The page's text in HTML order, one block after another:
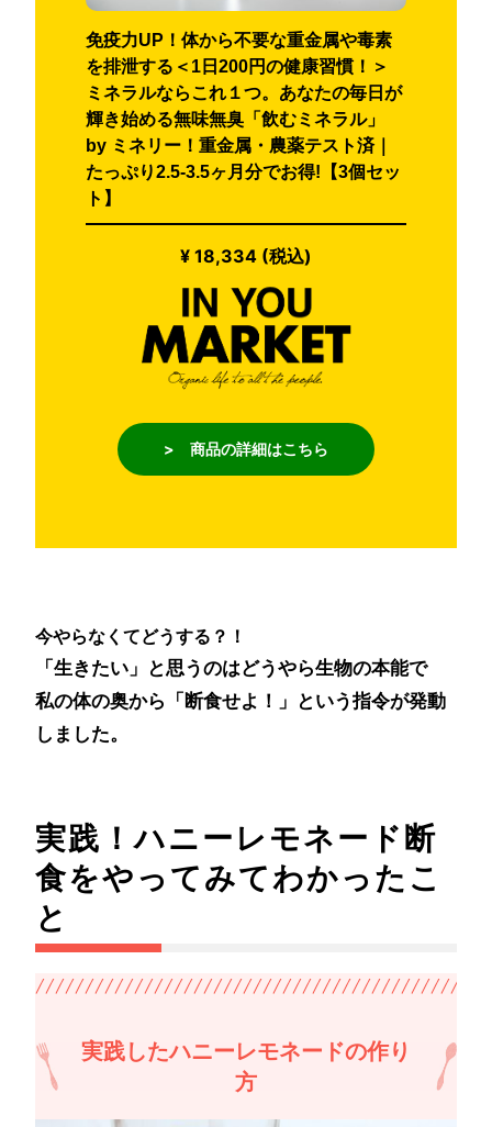
免疫力UP！体から不要な重金属や毒素
を排泄する＜1日200円の健康習慣！＞
ミネラルならこれ１つ。あなたの毎日が
輝き始める無味無臭「飲むミネラル」
by ミネリー！重金属・農薬テスト済｜
たっぷり2.5-3.5ヶ月分でお得!【3個セッ
ト】
¥ 18,334 (税込)
> 商品の詳細はこちら
今やらなくてどうする？！
「生きたい」と思うのはどうやら生物の本能で
私の体の奥から「断食せよ！」という指令が発動
しました。
実践！ハニーレモネード断
食をやってみてわかったこ
と
実践したハニーレモネードの作り
方